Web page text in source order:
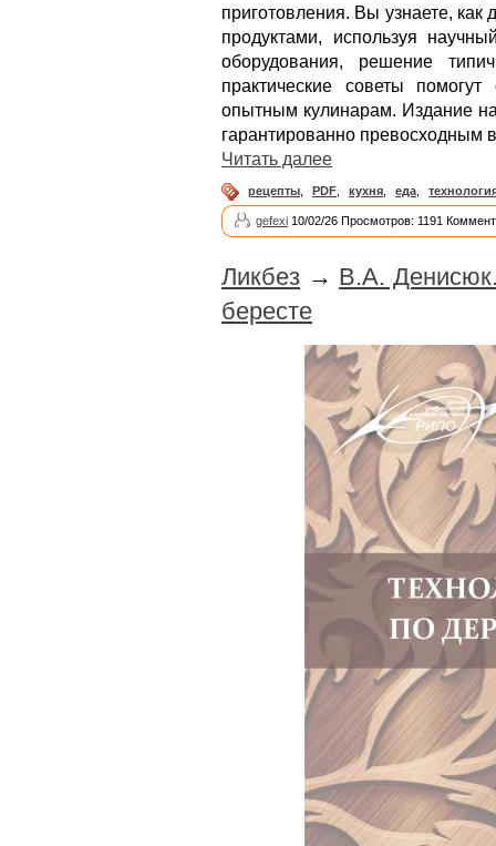
приготовления. Вы узнаете, как
продуктами, используя
оборудования, решение
практические советы
опытным кулинарам. Издание
гарантированно превосходным
Читать далее
рецепты PDF кухня еда
gefexi 10/02/26 Просмотров: 1191
Ликбез → В.А.
бересте